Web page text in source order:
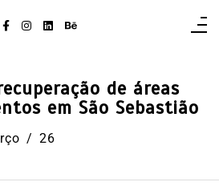
de áreas
em São Sebastião
26